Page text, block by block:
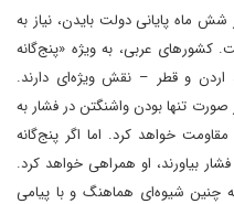
ماه پایانی دولت بایدن، نیاز به
عربی، به ویژه «پنج‌گانه
اردن و قطر – نقش ویژه‌ای دارند.
تنها بودن واشنگتن در فشار به
خواهد کرد. اما اگر پنج‌گانه
بیاورند، او همراهی خواهد کرد.
چنین شیوه‌ای هماهنگ و با پیامی